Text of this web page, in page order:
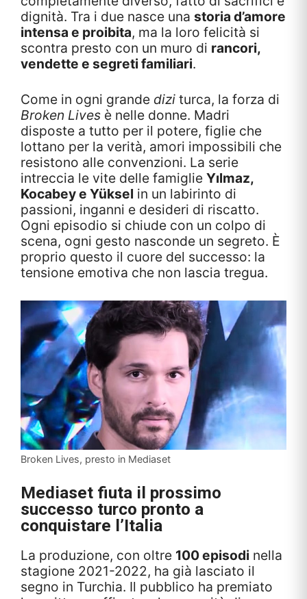
dignità. Tra i due nasce una storia d’amore
intensa e proibita, ma la loro felicità si
scontra presto con un muro di rancori,
vendette e segreti familiari.
Come in ogni grande dizi turca, la forza di
Broken Lives è nelle donne. Madri
disposte a tutto per il potere, figlie che
lottano per la verità, amori impossibili che
resistono alle convenzioni. La serie
intreccia le vite delle famiglie Yılmaz,
Kocabey e Yüksel in un labirinto di
passioni, inganni e desideri di riscatto.
Ogni episodio si chiude con un colpo di
scena, ogni gesto nasconde un segreto. È
proprio questo il cuore del successo: la
tensione emotiva che non lascia tregua.
Broken Lives, presto in Mediaset
Mediaset fiuta il prossimo
successo turco pronto a
conquistare l’Italia
La produzione, con oltre 100 episodi nella
stagione 2021-2022, ha già lasciato il
segno in Turchia. Il pubblico ha premiato